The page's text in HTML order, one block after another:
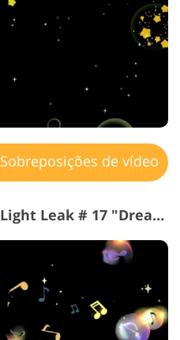
Sobreposições de vídeo
Sobreposição de vídeo Light Leak # 17 "Dream Tunes"